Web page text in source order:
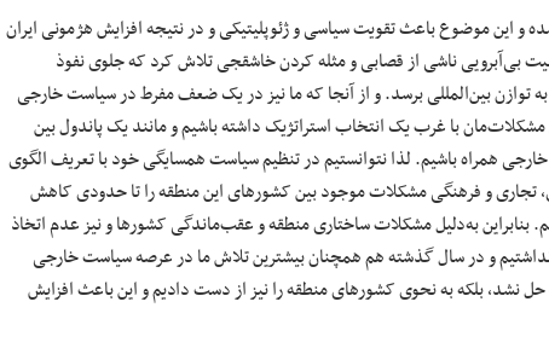
و این موضوع باعث تقویت سیاسی و ژئوپلیتیکی و در نتیجه افزایش هژمونی ایران
بی‌آبرویی ناشی از قصابی و مثله کردن خاشقجی تلاش کرد که جلوی نفوذ
توازن بین‌المللی برسد. و از آنجا که ما نیز در یک ضعف مفرط در سیاست خارجی
با غرب یک انتخاب استراتژیک داشته باشیم و مانند یک پاندول بین
همراه باشیم. لذا نتوانستیم در تنظیم سیاست همسایگی خود با تعریف الگوی
تجاری و فرهنگی مشکلات موجود بین کشورهای این منطقه را تا حدودی کاهش
به‌دلیل مشکلات ساختاری منطقه و عقب‌ماندگی کشورها و نیز عدم اتخاذ
و در سال گذشته هم همچنان بیشترین تلاش ما در عرصه سیاست خارجی
نشد، بلکه به نحوی کشورهای منطقه را نیز از دست دادیم و این باعث افزایش